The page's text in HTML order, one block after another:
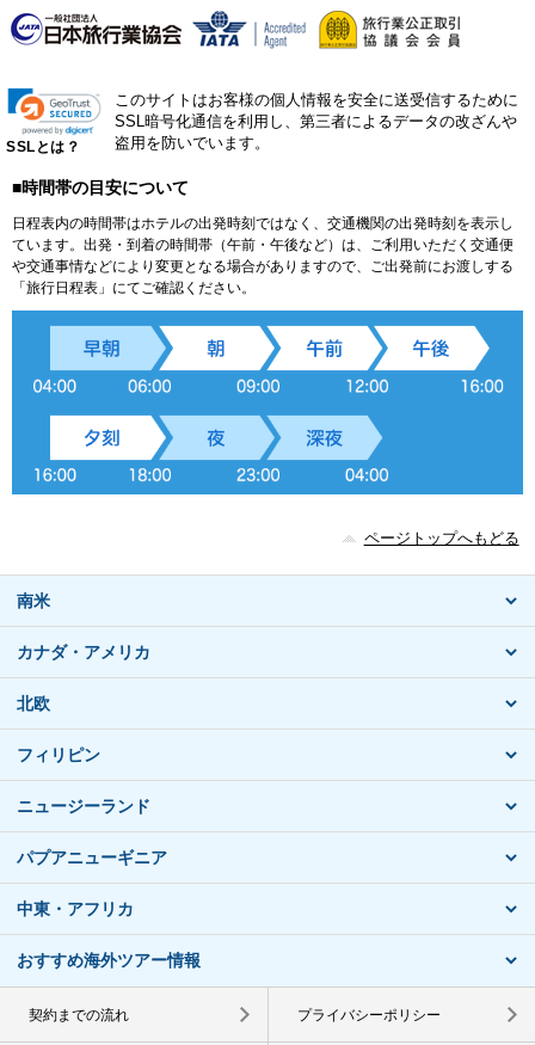
SSLとは？
このサイトはお客様の個人情報を安全に送受信するために
SSL暗号化通信を利用し、第三者によるデータの改ざんや
盗用を防いでいます。
■時間帯の目安について
日程表内の時間帯はホテルの出発時刻ではなく、交通機関の出発時刻を表示し
ています。出発・到着の時間帯（午前・午後など）は、ご利用いただく交通便
や交通事情などにより変更となる場合がありますので、ご出発前にお渡しする
「旅行日程表」にてご確認ください。
ページトップへもどる
南米
カナダ・アメリカ
北欧
フィリピン
ニュージーランド
パプアニューギニア
中東・アフリカ
おすすめ海外ツアー情報
契約までの流れ プライバシーポリシー